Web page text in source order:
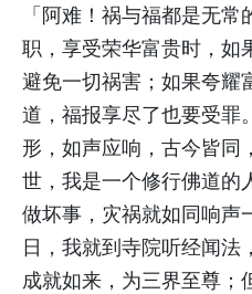
「阿难！祸与福都是无
职，享受荣华富贵时，如
避免一切祸害；如果夸耀
道，福报享尽了也要受罪
形，如声应响，古今皆同
世，我是一个修行佛道的
做坏事，灾祸就如同响声
日，我就到寺院听经闻法
成就如来，为三界至尊；